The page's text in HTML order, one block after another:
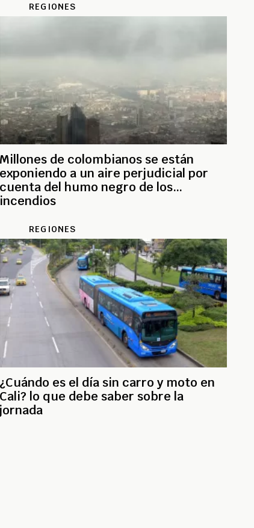
REGIONES
Millones de colombianos se están
exponiendo a un aire perjudicial por
cuenta del humo negro de los
incendios
REGIONES
¿Cuándo es el día sin carro y moto en
Cali? lo que debe saber sobre la
jornada